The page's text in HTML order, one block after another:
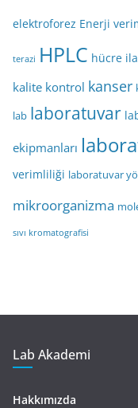
elektroforez Enerji
terazi HPLC hücre
kalite kontrol kanser
lab laboratuvar
ekipmanları
verimliliği laboratuvar
mikroorganizma
sıvı kromatografisi
Lab Akademi
Hakkımızda